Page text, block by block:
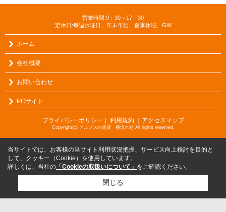
営業時間:9：30～17：30
定休日:毎週水曜日、年末年始、夏季休暇、GW
ホーム
会社概要
お問い合わせ
PCサイト
プライバシーポリシー 利用規約 ｜アクセスマップ
Copyright(c) アルプスの賃貸 横浜本社 All rights reserved.
当サイトでは、お客様の当サイト利用状況把握、サービス向上検討を目的と
して、クッキー（Cookie）を使用しています。
詳しくは、当社の 「Cookieの取扱いについて」 をご確認ください。
閉じる